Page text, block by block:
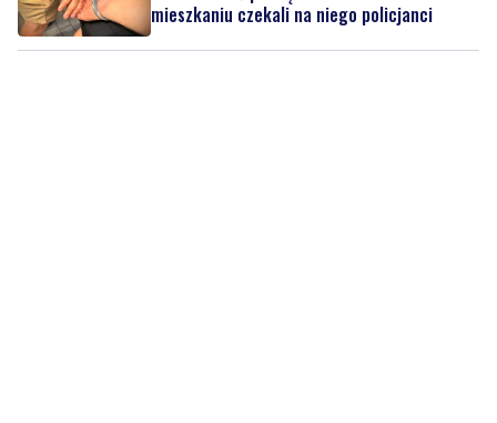
mieszkaniu czekali na niego policjanci